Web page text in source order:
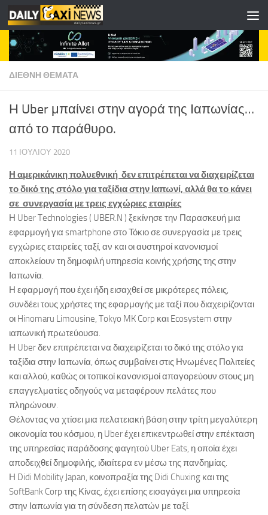
Skip to content
ΔΙΕΘΝΗ ΘΕΜΑΤΑ
Η Uber μπαίνει στην αγορά της Ιαπωνίας…
από το παράθυρο.
11 ΙΟΥΛΊΟΥ 2020
Η αμερικάνικη πολυεθνική δεν επιτρέπεται να διαχειρίζεται
το δικό της στόλο για ταξίδια στην Ιαπωνί, αλλά θα το κάνει
σε συνεργασία με τρεις εγχώριες εταιρίες
Η Uber Technologies ( UBER.N ) ξεκίνησε την Παρασκευή μια
εφαρμογή για smartphone στο Τόκιο σε συνεργασία με τρεις
εγχώριες εταιρείες ταξί, αν και οι αυστηροί κανονισμοί
αποκλείουν τη δημοφιλή υπηρεσία κοινής χρήσης της στην
Ιαπωνία.
Η εφαρμογή που έχει ήδη εισαχθεί σε μικρότερες πόλεις,
συνδέει τους χρήστες της εφαρμογής με ταξί που διαχειρίζονται
οι Hinomaru Limousine, Tokyo MK Corp και Ecosystem στην
ιαπωνική πρωτεύουσα.
Η Uber δεν επιτρέπεται να διαχειρίζεται το δικό της στόλο για
ταξίδια στην Ιαπωνία, όπως συμβαίνει στις Ηνωμένες Πολιτείες
και αλλού, καθώς οι τοπικοί κανονισμοί απαγορεύουν στους μη
επαγγελματίες οδηγούς να μεταφέρουν πελάτες που
πληρώνουν.
Θέλοντας να χτίσει μια πελατειακή βάση στην τρίτη μεγαλύτερη
οικονομία του κόσμου, η Uber έχει επικεντρωθεί στην επέκταση
της υπηρεσίας παράδοσης φαγητού Uber Eats, η οποία έχει
αποδειχθεί δημοφιλής, ιδιαίτερα εν μέσω της πανδημίας.
Η Didi Mobility Japan, κοινοπραξία της Didi Chuxing και της
SoftBank Corp της Κίνας, έχει επίσης εισαγάγει μια υπηρεσία
στην Ιαπωνία για τη σύνδεση πελατών με ταξί.